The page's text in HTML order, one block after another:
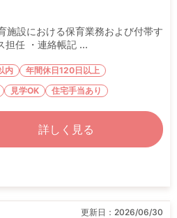
施設における保育業務および付帯す
担任 ・連絡帳記 ...
内
年間休日120日以上
見学OK 住宅手当あり
詳しく見る
更新日： 2026/06/30